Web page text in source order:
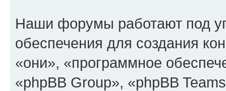
Наши форумы работают под
обеспечения для создания
«они», «программное
«phpBB Group», «phpBB